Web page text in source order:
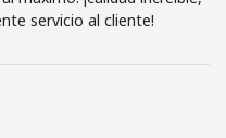
servicio al cliente!